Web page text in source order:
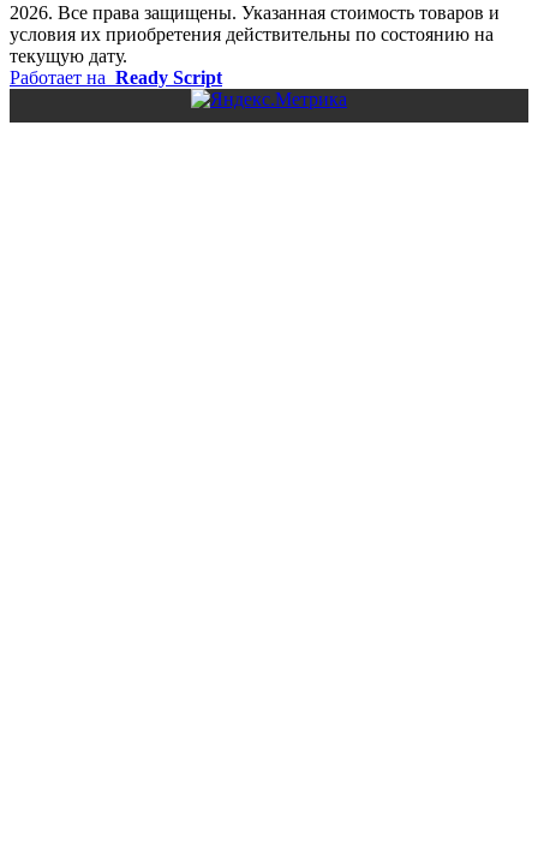
2026. Все права защищены. Указанная стоимость товаров и
условия их приобретения действительны по состоянию на
текущую дату.
Работает на Ready Script